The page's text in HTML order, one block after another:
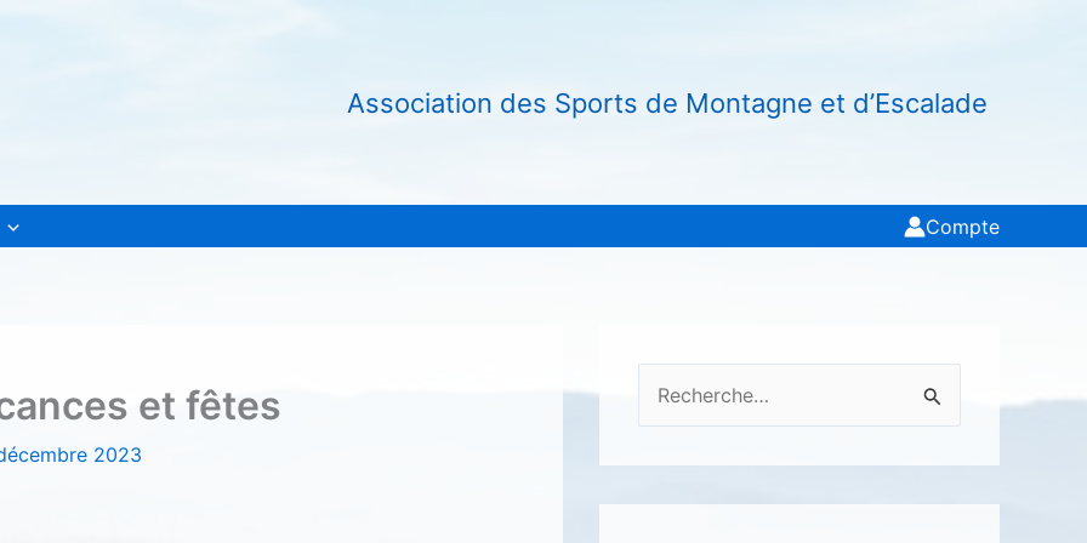
Association des Sports de Montagne et d’Escalade
Compte
et fêtes
2023
e
c
h